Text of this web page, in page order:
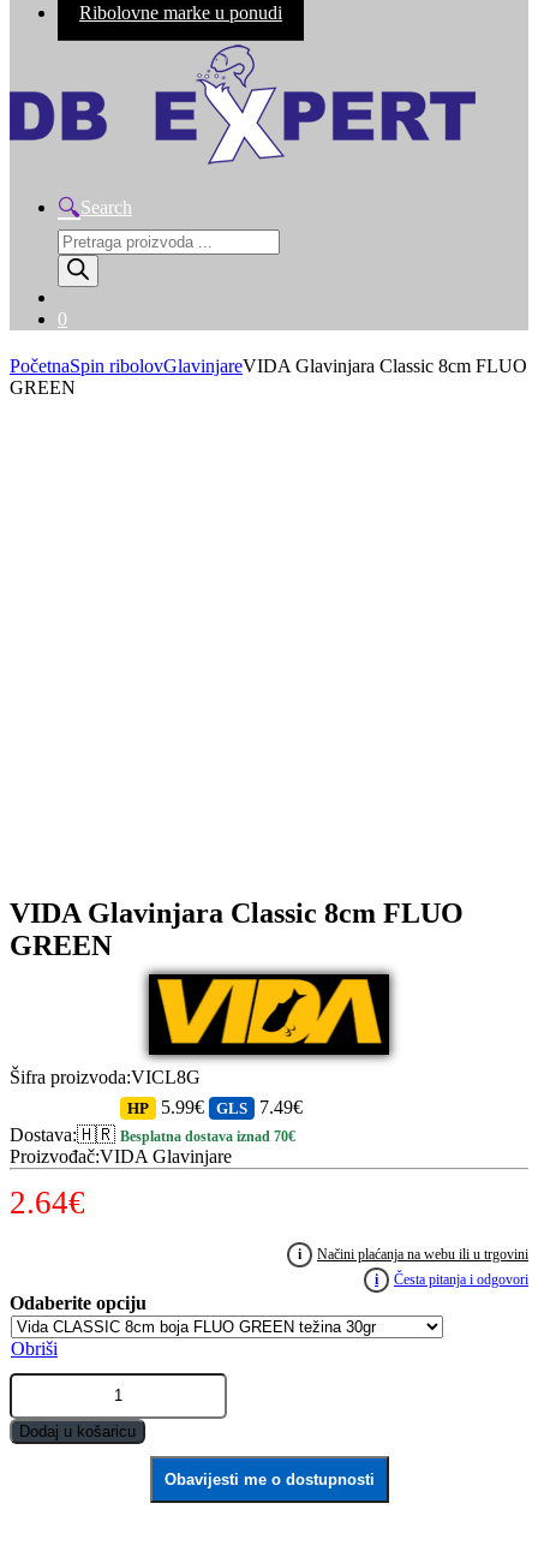
Ribolovne marke u ponudi
Search
Products
search
0
PočetnaSpin ribolovGlavinjareVIDA Glavinjara Classic 8cm FLUO
GREEN
VIDA Glavinjara Classic 8cm FLUO
GREEN
Šifra proizvoda:VICL8G
Dostava:🇭🇷
HP 5.99€ GLS 7.49€
Besplatna dostava iznad 70€
Proizvođač:VIDA Glavinjare
2.64€
i
Načini plaćanja na webu ili u trgovini
i
Česta pitanja i odgovori
Obriši
VIDA
Classic
8cm
Dodaj u košaricu
Obavijesti me o dostupnosti